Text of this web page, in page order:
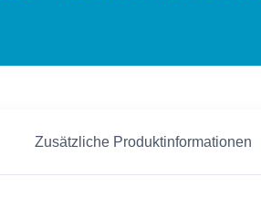
Zusätzliche Produktinformationen